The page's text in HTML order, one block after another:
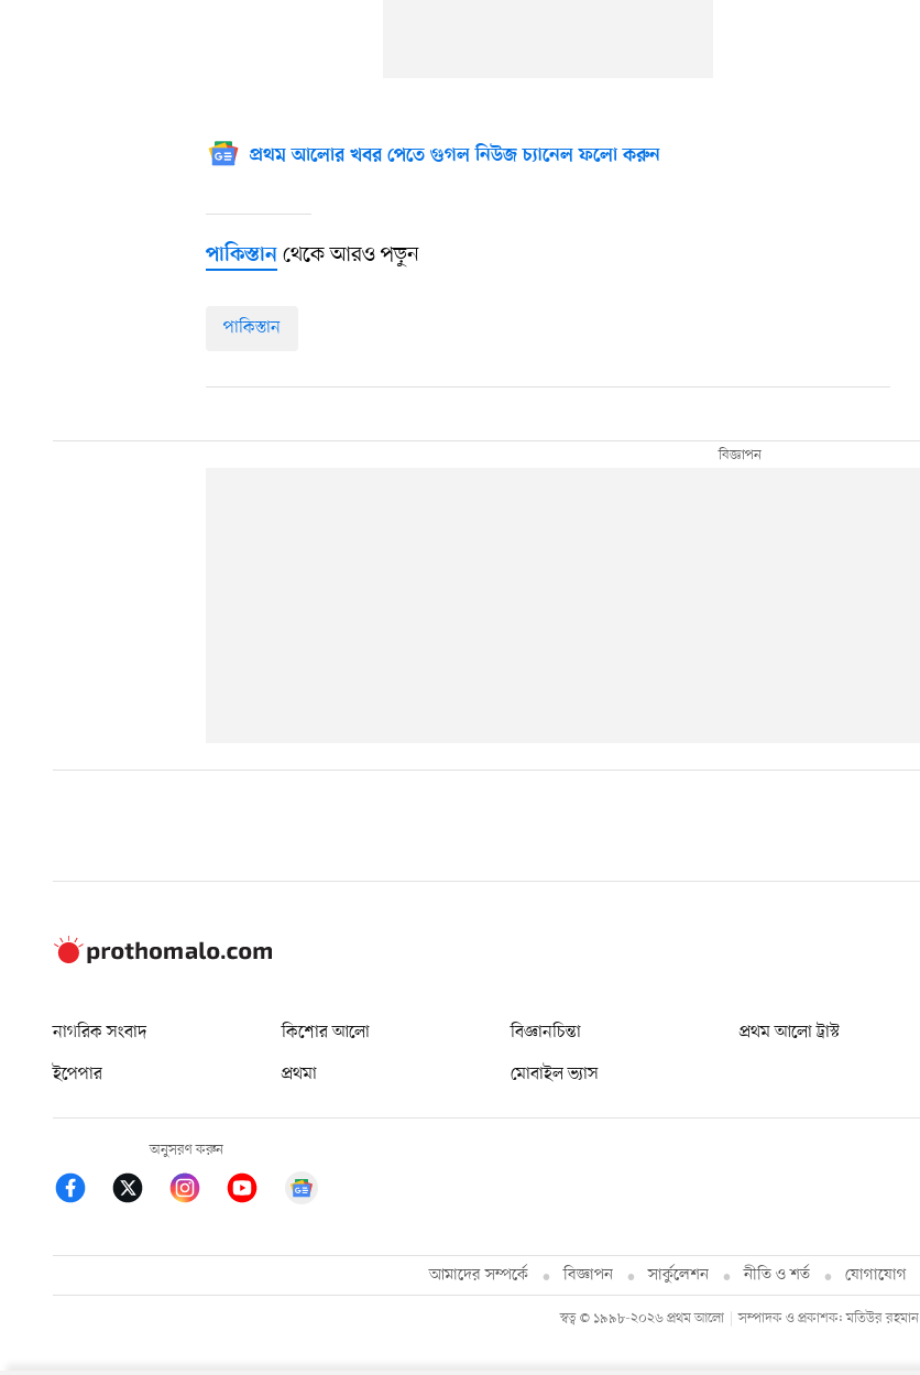
প্রথম আলোর খবর পেতে গুগল নিউজ চ্যানেল ফলো করুন
পাকিস্তান থেকে আরও পড়ুন
পাকিস্তান
নাগরিক সংবাদ কিশোর আলো বিজ্ঞানচিন্তা প্রথম আলো ট্রাস্ট
ইপেপার
প্রথমা মোবাইল ভ্যাস
অনুসরণ করুন
আমাদের সম্পর্কে বিজ্ঞাপন সার্কুলেশন নীতি ও শর্ত যোগাযোগ
স্বত্ব © ১৯৯৮-২০২৬ প্রথম আলো সম্পাদক ও প্রকাশক: মতিউর রহমান